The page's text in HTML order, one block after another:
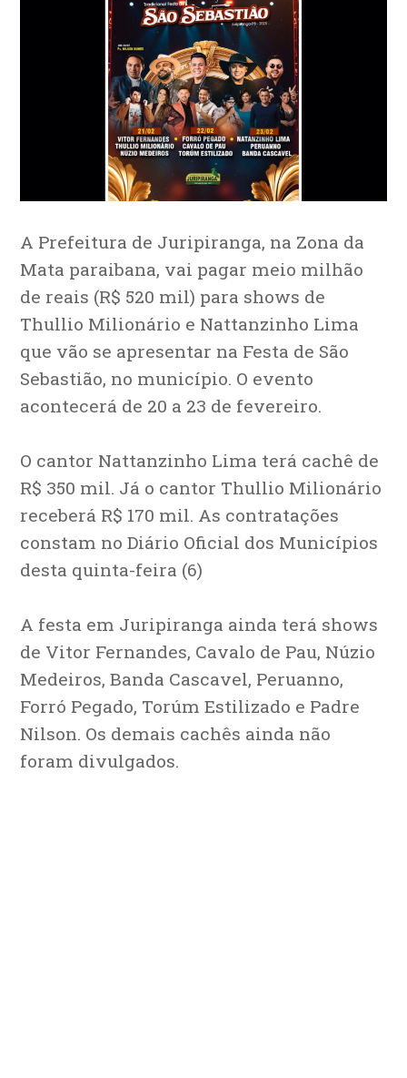
A Prefeitura de Juripiranga, na Zona da
Mata paraibana, vai pagar meio milhão
de reais (R$ 520 mil) para shows de
Thullio Milionário e Nattanzinho Lima
que vão se apresentar na Festa de São
Sebastião, no município. O evento
acontecerá de 20 a 23 de fevereiro.
O cantor Nattanzinho Lima terá cachê de
R$ 350 mil. Já o cantor Thullio Milionário
receberá R$ 170 mil. As contratações
constam no Diário Oficial dos Municípios
desta quinta-feira (6)
A festa em Juripiranga ainda terá shows
de Vitor Fernandes, Cavalo de Pau, Núzio
Medeiros, Banda Cascavel, Peruanno,
Forró Pegado, Torúm Estilizado e Padre
Nilson. Os demais cachês ainda não
foram divulgados.